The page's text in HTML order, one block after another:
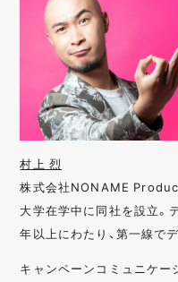
村上 烈
株式会社NONAME
大学在学中に同社を設立。
年以上にわたり、第一線で
キャンペーンコミュニケー